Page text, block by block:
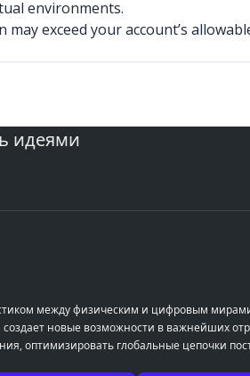
environments.
exceed your account’s
идеями
между физическим и цифровым
новые возможности в важнейших
оптимизировать глобальные цепочки